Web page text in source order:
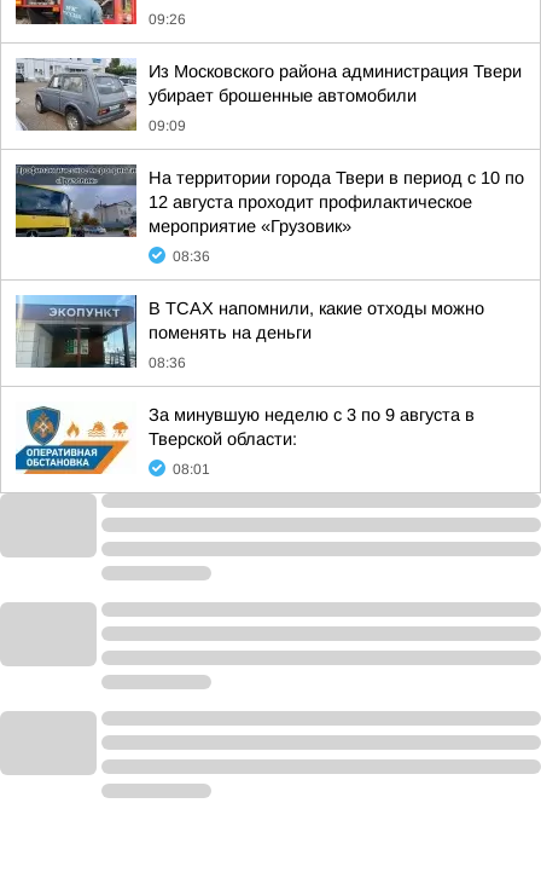
09:26
Из Московского района администрация Твери
убирает брошенные автомобили
09:09
На территории города Твери в период с 10 по
12 августа проходит профилактическое
мероприятие «Грузовик»
08:36
В ТСАХ напомнили, какие отходы можно
поменять на деньги
08:36
За минувшую неделю с 3 по 9 августа в
Тверской области:
08:01